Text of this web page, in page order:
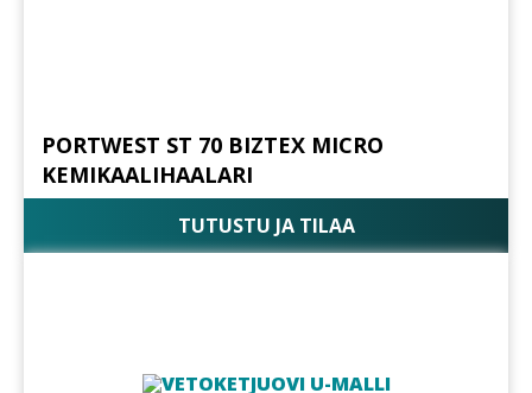
PORTWEST ST 70 BIZTEX MICRO
KEMIKAALIHAALARI
TUTUSTU JA TILAA